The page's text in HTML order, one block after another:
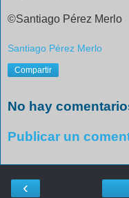
©Santiago Pérez Merlo
Santiago Pérez Merlo
Compartir
No hay
Publicar un
‹